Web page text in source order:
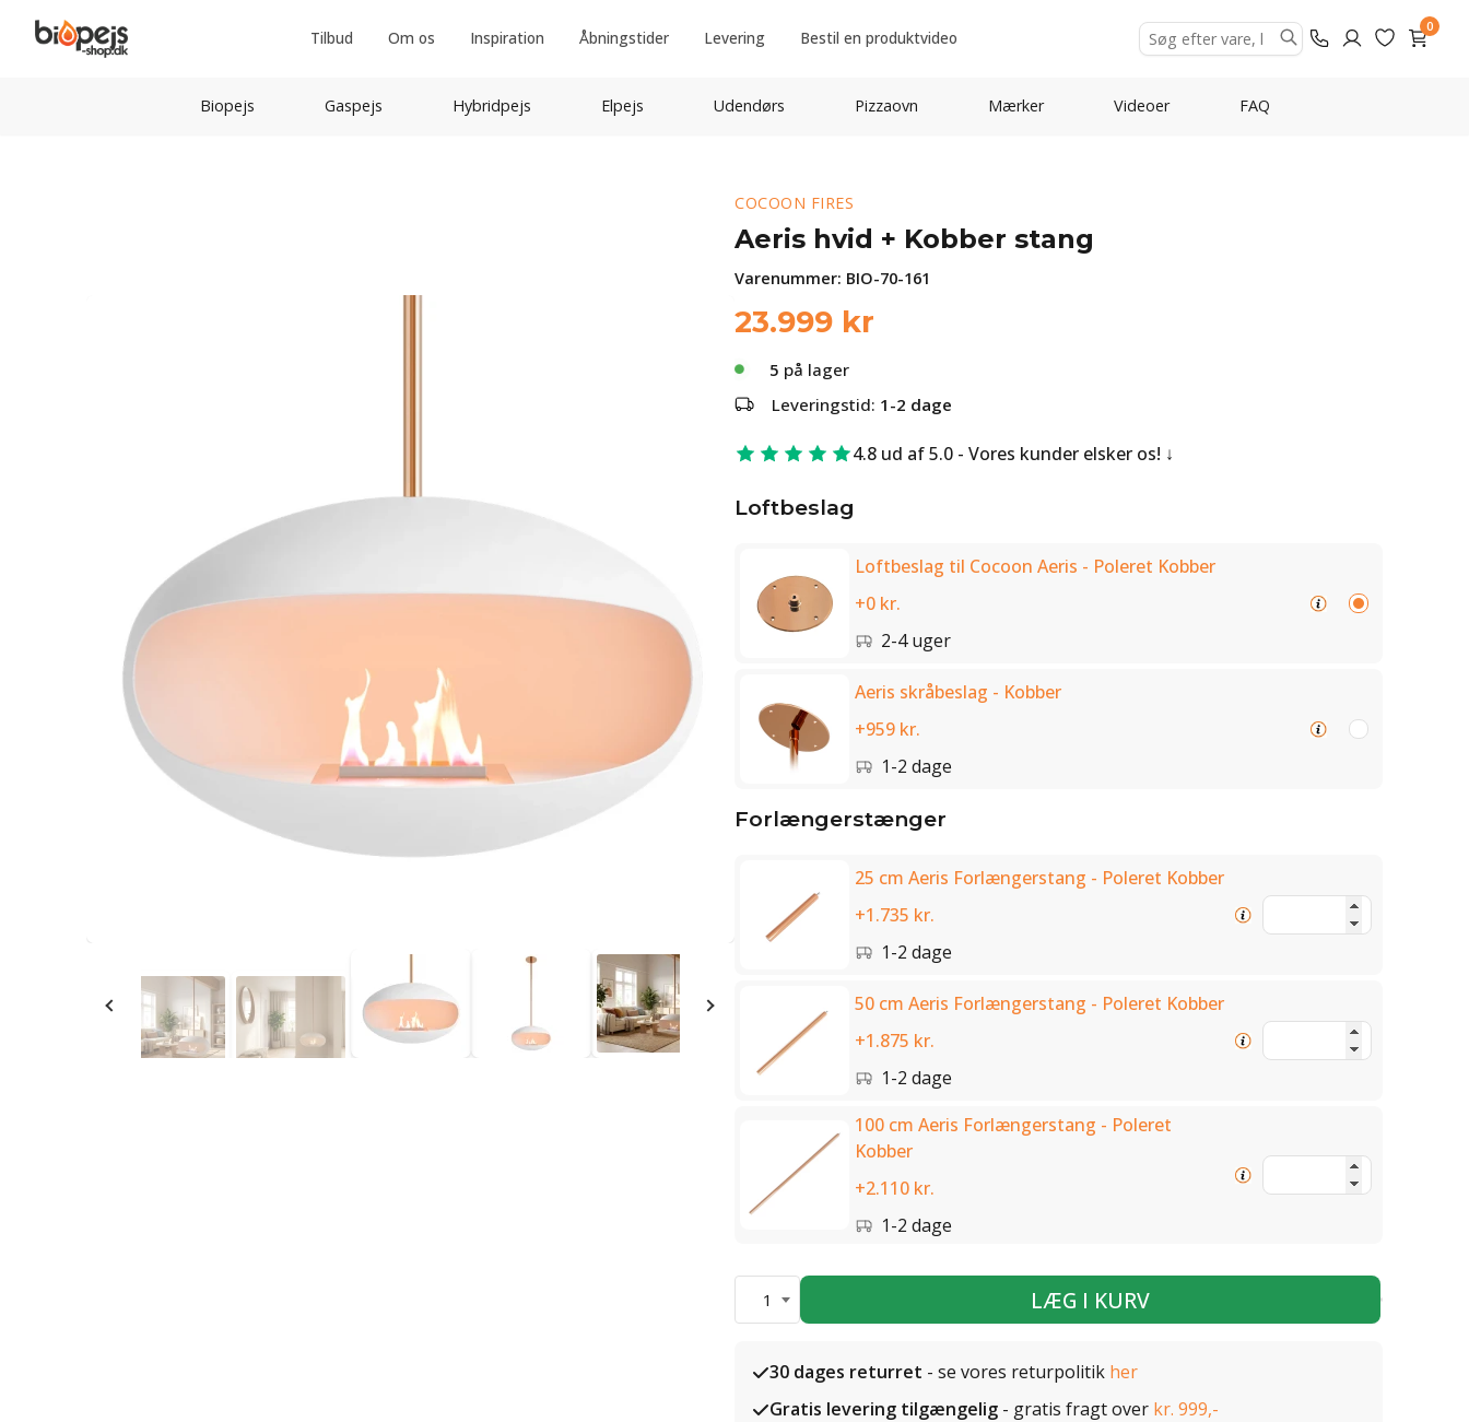
Tilbud Om os Inspiration Åbningstider Levering Bestil en produktvideo
0
Biopejs Gaspejs Hybridpejs Elpejs Udendørs Pizzaovn Mærker Videoer FAQ
COCOON FIRES
Aeris hvid + Kobber stang
Varenummer: BIO-70-161
23.999 kr
5 på lager
Leveringstid: 1-2 dage
4.8 ud af 5.0 - Vores kunder elsker os!
Loftbeslag
Loftbeslag til Cocoon Aeris - Poleret Kobber
+0 kr.
2-4 uger
Aeris skråbeslag - Kobber
+959 kr.
1-2 dage
Forlængerstænger
25 cm Aeris Forlængerstang - Poleret Kobber
+1.735 kr.
1-2 dage
50 cm Aeris Forlængerstang - Poleret Kobber
+1.875 kr.
1-2 dage
100 cm Aeris Forlængerstang - Poleret
Kobber
+2.110 kr.
1-2 dage
1 LÆG I KURV
30 dages returret - se vores returpolitik her
Gratis levering tilgængelig - gratis fragt over kr. 999,-